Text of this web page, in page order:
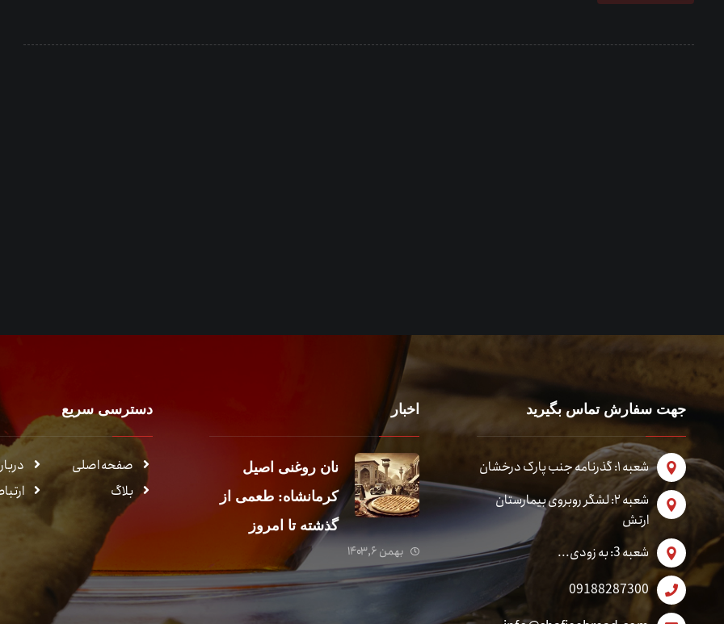
جهت سفارش تماس بگیرید
شعبه ۱: گذرنامه جنب پارک درخشان
شعبه ۲: لشگر روبروی بیمارستان
ارتش
شعبه 3: به زودی...
09188287300
اخبار
نان روغنی اصیل
کرمانشاه: طعمی از
گذشته تا امروز
بهمن ۶, ۱۴۰۳
دسترسی سریع
صفحه اصلی
بلاگ